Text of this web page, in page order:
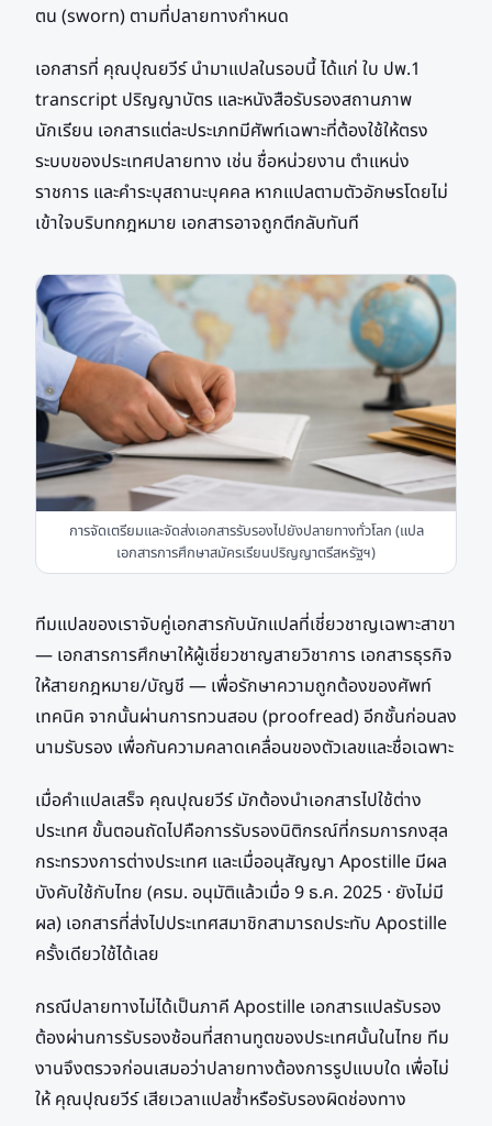
ตน (sworn) ตามที่ปลายทางกำหนด
เอกสารที่ คุณปุณยวีร์ นำมาแปลในรอบนี้ ได้แก่ ใบ ปพ.1
transcript ปริญญาบัตร และหนังสือรับรองสถานภาพ
นักเรียน เอกสารแต่ละประเภทมีศัพท์เฉพาะที่ต้องใช้ให้ตรง
ระบบของประเทศปลายทาง เช่น ชื่อหน่วยงาน ตำแหน่ง
ราชการ และคำระบุสถานะบุคคล หากแปลตามตัวอักษรโดยไม่
เข้าใจบริบทกฎหมาย เอกสารอาจถูกตีกลับทันที
การจัดเตรียมและจัดส่งเอกสารรับรองไปยังปลายทางทั่วโลก (แปล
เอกสารการศึกษาสมัครเรียนปริญญาตรีสหรัฐฯ)
ทีมแปลของเราจับคู่เอกสารกับนักแปลที่เชี่ยวชาญเฉพาะสาขา
— เอกสารการศึกษาให้ผู้เชี่ยวชาญสายวิชาการ เอกสารธุรกิจ
ให้สายกฎหมาย/บัญชี — เพื่อรักษาความถูกต้องของศัพท์
เทคนิค จากนั้นผ่านการทวนสอบ (proofread) อีกชั้นก่อนลง
นามรับรอง เพื่อกันความคลาดเคลื่อนของตัวเลขและชื่อเฉพาะ
เมื่อคำแปลเสร็จ คุณปุณยวีร์ มักต้องนำเอกสารไปใช้ต่าง
ประเทศ ขั้นตอนถัดไปคือการรับรองนิติกรณ์ที่กรมการกงสุล
กระทรวงการต่างประเทศ และเมื่ออนุสัญญา Apostille มีผล
บังคับใช้กับไทย (ครม. อนุมัติแล้วเมื่อ 9 ธ.ค. 2025 · ยังไม่มี
ผล) เอกสารที่ส่งไปประเทศสมาชิกสามารถประทับ Apostille
ครั้งเดียวใช้ได้เลย
กรณีปลายทางไม่ได้เป็นภาคี Apostille เอกสารแปลรับรอง
ต้องผ่านการรับรองซ้อนที่สถานทูตของประเทศนั้นในไทย ทีม
งานจึงตรวจก่อนเสมอว่าปลายทางต้องการรูปแบบใด เพื่อไม่
ให้ คุณปุณยวีร์ เสียเวลาแปลซ้ำหรือรับรองผิดช่องทาง